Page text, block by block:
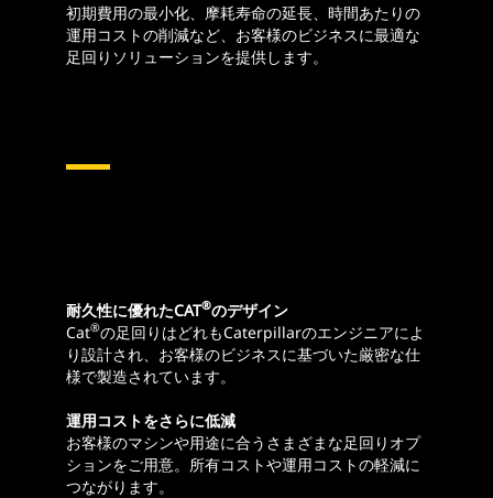
初期費用の最小化、摩耗寿命の延長、時間あたりの
運用コストの削減など、お客様のビジネスに最適な
足回りソリューションを提供します。
耐久性に優れたCAT®のデザイン
Cat®の足回りはどれもCaterpillarのエンジニアによ
り設計され、お客様のビジネスに基づいた厳密な仕
様で製造されています。
運用コストをさらに低減
お客様のマシンや用途に合うさまざまな足回りオプ
ションをご用意。所有コストや運用コストの軽減に
つながります。